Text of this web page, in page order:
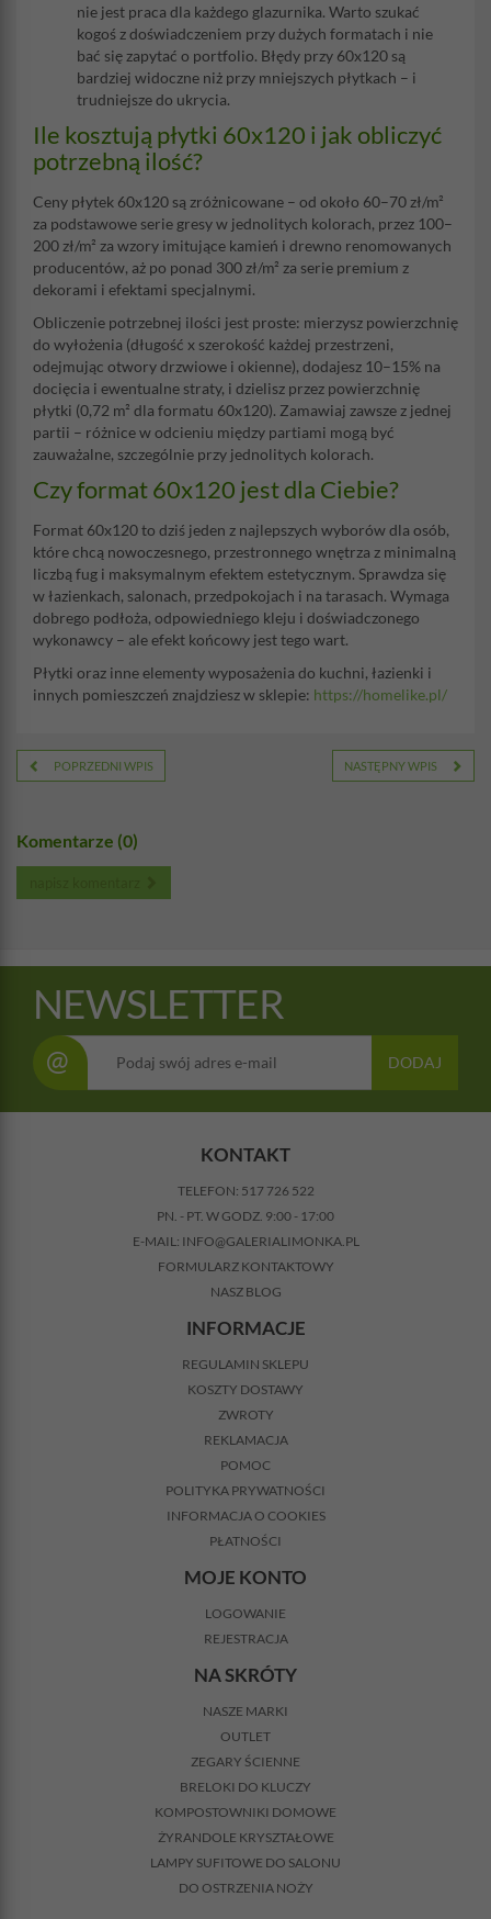
nie jest praca dla każdego glazurnika. Warto szukać
kogoś z doświadczeniem przy dużych formatach i nie
bać się zapytać o portfolio. Błędy przy 60x120 są
bardziej widoczne niż przy mniejszych płytkach – i
trudniejsze do ukrycia.
Ile kosztują płytki 60x120 i jak obliczyć
potrzebną ilość?
Ceny płytek 60x120 są zróżnicowane – od około 60–70 zł/m²
za podstawowe serie gresy w jednolitych kolorach, przez 100–
200 zł/m² za wzory imitujące kamień i drewno renomowanych
producentów, aż po ponad 300 zł/m² za serie premium z
dekorami i efektami specjalnymi.
Obliczenie potrzebnej ilości jest proste: mierzysz powierzchnię
do wyłożenia (długość x szerokość każdej przestrzeni,
odejmując otwory drzwiowe i okienne), dodajesz 10–15% na
docięcia i ewentualne straty, i dzielisz przez powierzchnię
płytki (0,72 m² dla formatu 60x120). Zamawiaj zawsze z jednej
partii – różnice w odcieniu między partiami mogą być
zauważalne, szczególnie przy jednolitych kolorach.
Czy format 60x120 jest dla Ciebie?
Format 60x120 to dziś jeden z najlepszych wyborów dla osób,
które chcą nowoczesnego, przestronnego wnętrza z minimalną
liczbą fug i maksymalnym efektem estetycznym. Sprawdza się
w łazienkach, salonach, przedpokojach i na tarasach. Wymaga
dobrego podłoża, odpowiedniego kleju i doświadczonego
wykonawcy – ale efekt końcowy jest tego wart.
Płytki oraz inne elementy wyposażenia do kuchni, łazienki i
innych pomieszczeń znajdziesz w sklepie: https://homelike.pl/
POPRZEDNI WPIS NASTĘPNY WPIS
Komentarze (0)
NEWSLETTER
@ DODAJ
KONTAKT
TELEFON: 517 726 522
PN. - PT. W GODZ. 9:00 - 17:00
E-MAIL: INFO@GALERIALIMONKA.PL
FORMULARZ KONTAKTOWY
NASZ BLOG
INFORMACJE
REGULAMIN SKLEPU
KOSZTY DOSTAWY
ZWROTY
REKLAMACJA
POMOC
POLITYKA PRYWATNOŚCI
INFORMACJA O COOKIES
PŁATNOŚCI
MOJE KONTO
LOGOWANIE
REJESTRACJA
NA SKRÓTY
NASZE MARKI
OUTLET
ZEGARY ŚCIENNE
BRELOKI DO KLUCZY
KOMPOSTOWNIKI DOMOWE
ŻYRANDOLE KRYSZTAŁOWE
LAMPY SUFITOWE DO SALONU
DO OSTRZENIA NOŻY